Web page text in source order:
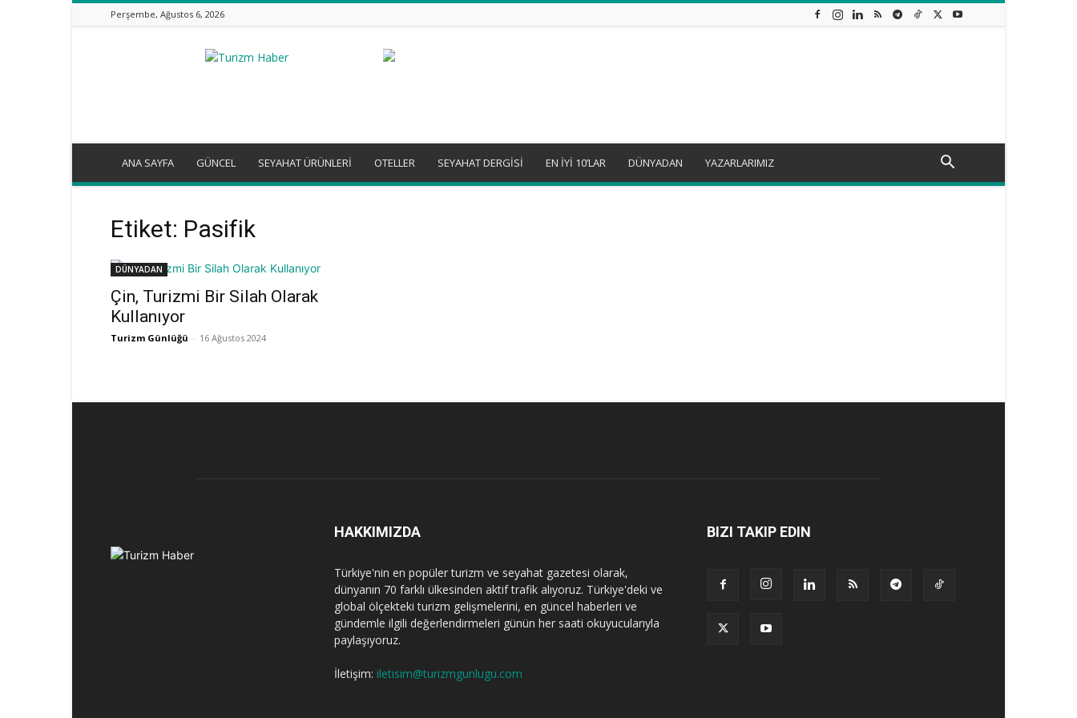
Perşembe, Ağustos 6, 2026
Turizm
ANA SAYFA GÜNCEL SEYAHAT ÜRÜNLERİ OTELLER SEYAHAT DERGİSİ EN İYİ 10’LAR DÜNYADAN YAZARLARIMIZ
Etiket: Pasifik
DÜNYADAN
Çin, Turizmi Bir Silah Olarak
Kullanıyor
Turizm Günlüğü - 16 Ağustos 2024
HAKKIMIZDA
Türkiye'nin en popüler turizm ve seyahat gazetesi olarak,
dünyanın 70 farklı ülkesinden aktif trafik alıyoruz. Türkiye'deki ve
global ölçekteki turizm gelişmelerini, en güncel haberleri ve
gündemle ilgili değerlendirmeleri günün her saati okuyucularıyla
paylaşıyoruz.
İletişim: iletisim@turizmgunlugu.com
BIZI TAKIP EDIN